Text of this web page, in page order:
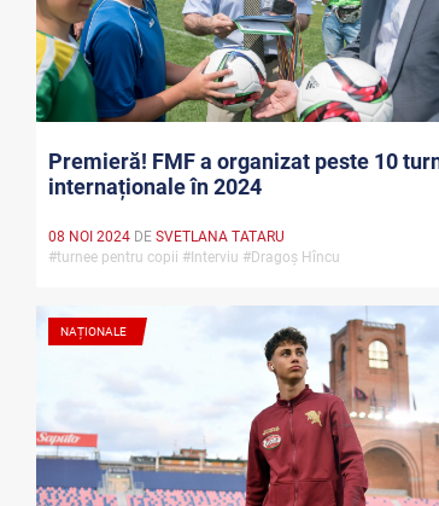
Premieră! FMF a organizat peste 10
internaționale în 2024
08 NOI 2024 DESVETLANA TATARU
#turnee pentru copii #Interviu #Dragoș Hîncu
NAȚIONALE